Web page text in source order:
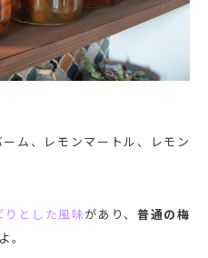
ム、レモンマートル、レモン
りとした風味があり、 普通の梅
。